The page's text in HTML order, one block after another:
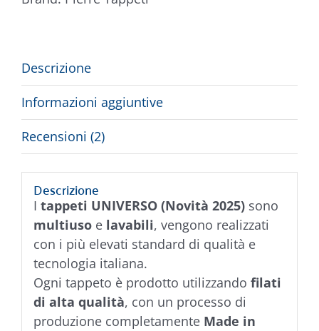
Descrizione
Informazioni aggiuntive
Recensioni (2)
Descrizione
I tappeti UNIVERSO (Novità 2025)sono
multiusoe lavabili, vengono realizzati
con i più elevati standard di qualità e
tecnologia italiana.
Ogni tappeto è prodotto utilizzando filati
di alta qualità, con un processo di
produzione completamente Made in